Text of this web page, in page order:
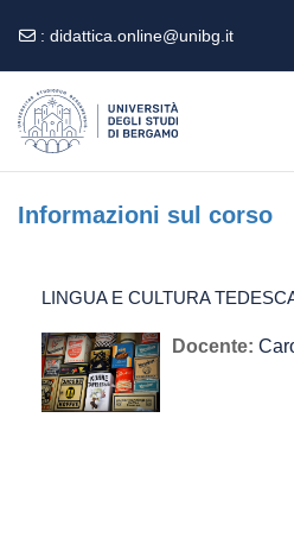
: didattica.online@unibg.it
Informazioni sul corso
LINGUA E CULTURA
Docente: